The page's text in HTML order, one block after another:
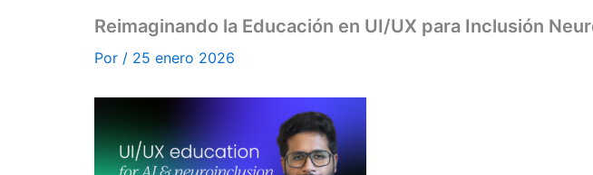
Reimaginando la Educación en UI/UX para Inclusión
Por / 25 enero 2026